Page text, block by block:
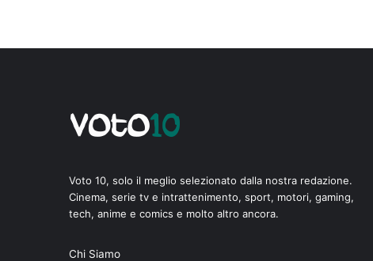
Voto 10, solo il meglio selezionato dalla nostra redazione.
Cinema, serie tv e intrattenimento, sport, motori, gaming,
tech, anime e comics e molto altro ancora.
Chi Siamo